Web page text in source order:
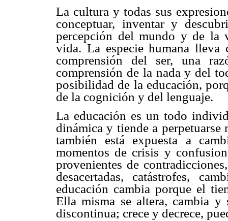
La cultura y todas sus
conceptuar, inventar y
percepción del mundo y de la
vida. La especie humana lleva
comprensión del ser, una
comprensión de la nada y del
posibilidad de la educación,
de la cognición y del lenguaje.
La educación es un todo
dinámica y tiende a perpetuarse
también está expuesta a
momentos de crisis y
provenientes de
desacertadas, catástrofes,
educación cambia porque el
Ella misma se altera, cambia y
discontinua; crece y decrece,